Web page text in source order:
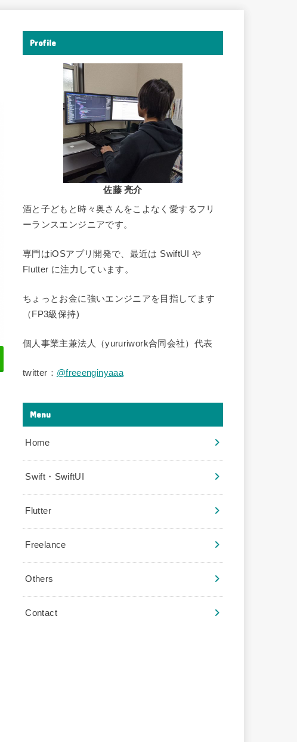
Profile
佐藤 亮介
酒と子どもと時々奥さんをこよなく愛するフリ
ーランスエンジニアです。
専門はiOSアプリ開発で、最近は SwiftUI や
Flutter に注力しています。
ちょっとお金に強いエンジニアを目指してます
（FP3級保持)
個人事業主兼法人（yururiwork合同会社）代表
twitter： @freeenginyaaa
Menu
Home
Swift・SwiftUI
Flutter
Freelance
Others
Contact